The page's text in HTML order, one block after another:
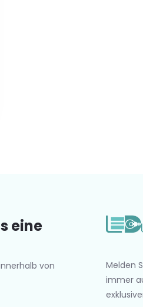
eine
von
Melden
immer